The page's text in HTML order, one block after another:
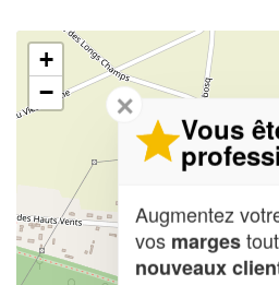
+
−
✕
Vous
Augmentez
vos marges
nouveaux